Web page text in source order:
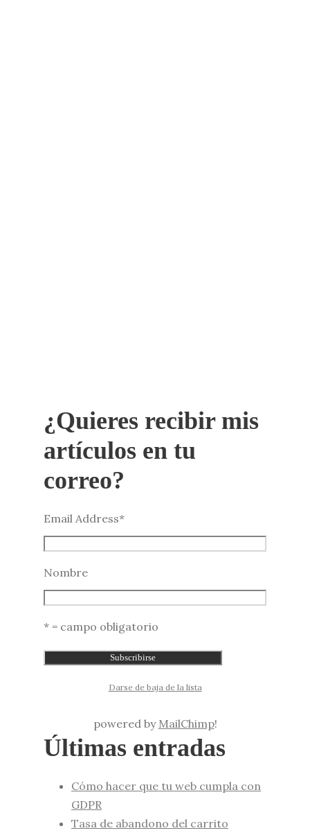
¿Quieres recibir mis
artículos en tu
correo?
Email Address*
Nombre
* = campo obligatorio
Darse de baja de la lista
powered by MailChimp!
Últimas entradas
Cómo hacer que tu web cumpla con
GDPR
Tasa de abandono del carrito